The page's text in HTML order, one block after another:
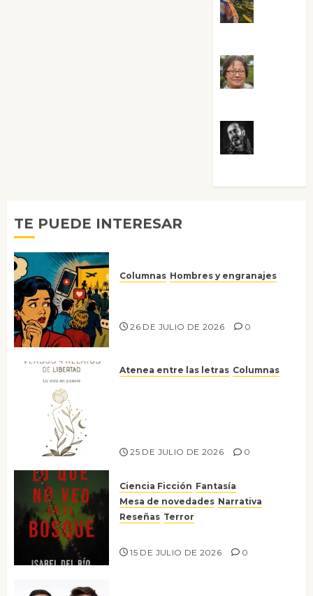
TE PUEDE INTERESAR
Columnas Hombres y engranajes
26 DE JULIO DE 2026 0
Atenea entre las letras Columnas
25 DE JULIO DE 2026 0
Ciencia Ficción Fantasía
Mesa de novedades Narrativa
Reseñas Terror
15 DE JULIO DE 2026 0